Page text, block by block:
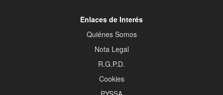
Enlaces de Interés
Quiénes Somos
Nota Legal
R.G.P.D.
Cookies